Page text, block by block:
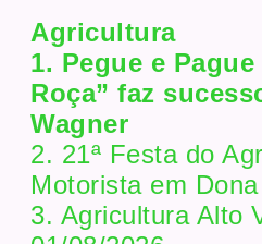
Agricultura
1. Pegue e
Roça” faz
Wagner
2. 21ª Festa do
Motorista em
3. Agricultura Alto